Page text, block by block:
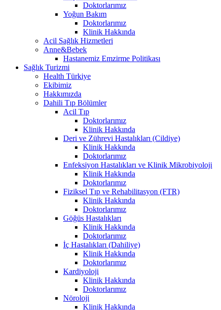
Doktorlarımız
Yoğun Bakım
Doktorlarımız
Klinik Hakkında
Acil Sağlık Hizmetleri
Anne&Bebek
Hastanemiz Emzirme Politikası
Sağlık Turizmi
Health Türkiye
Ekibimiz
Hakkımızda
Dahili Tıp Bölümler
Acil Tıp
Doktorlarımız
Klinik Hakkında
Deri ve Zührevi Hastalıkları (Cildiye)
Klinik Hakkında
Doktorlarımız
Enfeksiyon Hastalıkları ve Klinik Mikrobiyoloji
Klinik Hakkında
Doktorlarımız
Fiziksel Tıp ve Rehabilitasyon (FTR)
Klinik Hakkında
Doktorlarımız
Göğüs Hastalıkları
Klinik Hakkında
Doktorlarımız
İç Hastalıkları (Dahiliye)
Klinik Hakkında
Doktorlarımız
Kardiyoloji
Klinik Hakkında
Doktorlarımız
Nöroloji
Klinik Hakkında